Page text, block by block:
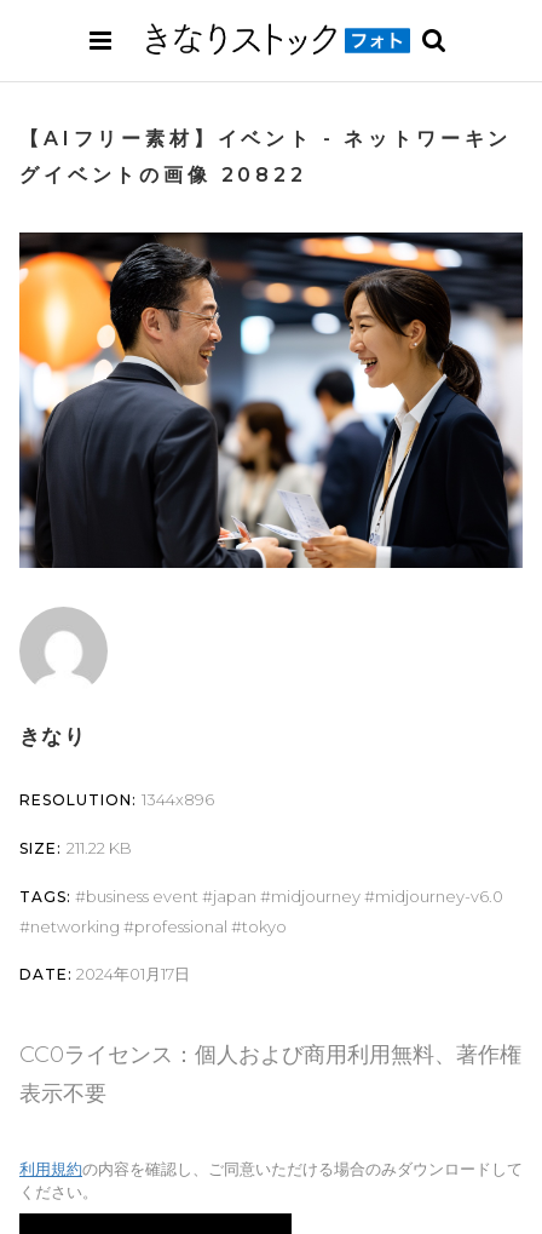
【AIフリー素材】イベント - ネットワーキン
グイベントの画像 20822
きなり
RESOLUTION: 1344x896
SIZE: 211.22 KB
TAGS: business event japan midjourney
midjourney-v6.0
networking
professional tokyo
DATE: 2024年01月17日
CC0ライセンス：個人および商用利用無料、著作権
表示不要
利用規約の内容を確認し、ご同意いただける場合のみダウンロードして
ください。